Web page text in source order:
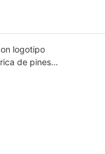
logotipo
de pines